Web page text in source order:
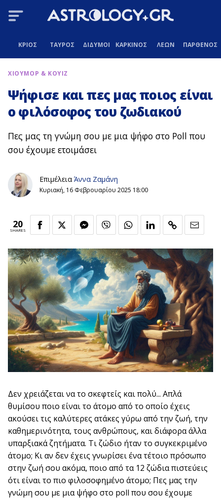
ΚΡΙΟΣ ΤΑΥΡΟΣ ΔΙΔΥΜΟΙ ΚΑΡΚΙΝΟΣ ΛΕΩΝ ΠΑΡΘΕΝΟΣ
ΧΙΟΥΜΟΡ & ΚΟΥΙΖ
Ψήφισε και πες μας ποιος είναι
ο φιλόσοφος του ζωδιακού
Πες μας τη γνώμη σου με μια ψήφο στο Poll που
σου έχουμε ετοιμάσει
Επιμέλεια Άννα Ζαμάνη
Κυριακή, 16 Φεβρουαρίου 2025 18:00
20
SHARES
Δεν χρειάζεται να το σκεφτείς και πολύ... Απλά
θυμίσου ποιο είναι το άτομο από το οποίο έχεις
ακούσει τις καλύτερες ατάκες γύρω από την ζωή, την
καθημερινότητα, τους ανθρώπους, και διάφορα άλλα
υπαρξιακά ζητήματα. Τι ζώδιο ήταν το συγκεκριμένο
άτομο; Κι αν δεν έχεις γνωρίσει ένα τέτοιο πρόσωπο
στην ζωή σου ακόμα, ποιο από τα 12 ζώδια πιστεύεις
ότι είναι το πιο φιλοσοφημένο άτομο; Πες μας την
γνώμη σου με μια ψήφο στο poll που σου έχουμε